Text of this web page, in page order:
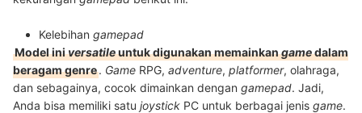
Kelebihan gamepad
Model iniversatileuntuk digunakan memainkangamedalam
beragam genre. Game RPG, adventure, platformer, olahraga,
dan sebagainya, cocok dimainkan dengan gamepad. Jadi,
Anda bisa memiliki satu joystick PC untuk berbagai jenis game.